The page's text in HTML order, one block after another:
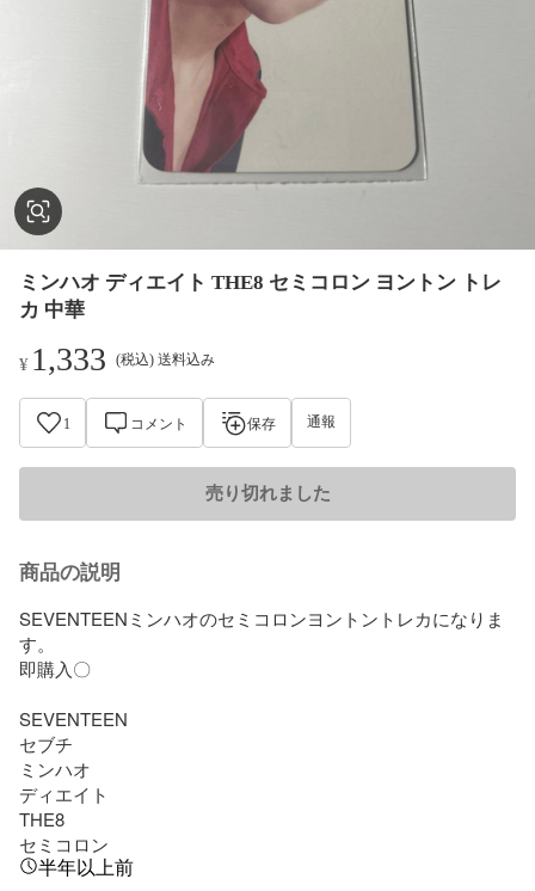
ミンハオ ディエイト THE8 セミコロン ヨントン トレ
カ 中華
¥ 1,333 (税込) 送料込み
1 コメント 保存 通報
売り切れました
商品の説明
SEVENTEENミンハオのセミコロンヨントントレカになりま
す。
即購入〇
SEVENTEEN
セブチ
ミンハオ
ディエイト
THE8
セミコロン
半年以上前